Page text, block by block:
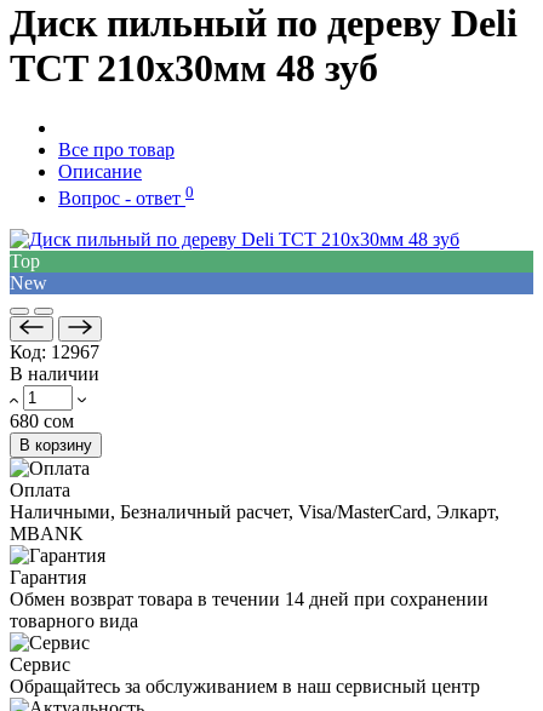
Диск пильный по дереву Deli
TCT 210х30мм 48 зуб
Все про товар
Описание
Вопрос - ответ 0
Top
New
Код: 12967
В наличии
680 сом
В корзину
Оплата
Наличными, Безналичный расчет, Visa/MasterCard, Элкарт,
MBANK
Гарантия
Обмен возврат товара в течении 14 дней при сохранении
товарного вида
Сервис
Обращайтесь за обслуживанием в наш сервисный центр